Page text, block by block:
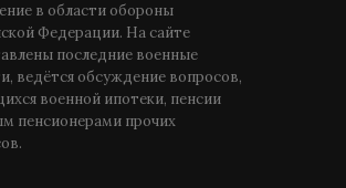
в области обороны
Федерации. На сайте
последние военные
ведётся обсуждение вопросов,
военной ипотеки, пенсии
пенсионерами прочих